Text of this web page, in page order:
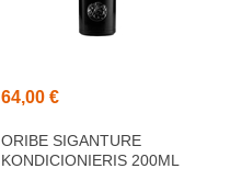
64,00 €
ORIBE SIGANTURE
KONDICIONIERIS 200ML